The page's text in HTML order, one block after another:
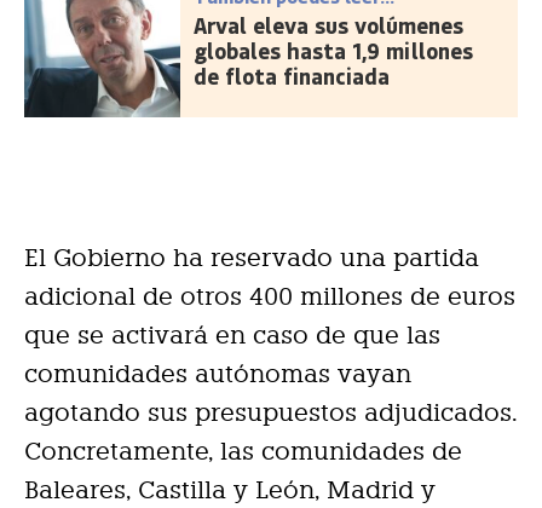
Arval eleva sus volúmenes
globales hasta 1,9 millones
de flota financiada
El Gobierno ha reservado una partida
adicional de otros 400 millones de euros
que se activará en caso de que las
comunidades autónomas vayan
agotando sus presupuestos adjudicados.
Concretamente, las comunidades de
Baleares, Castilla y León, Madrid y